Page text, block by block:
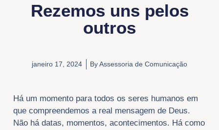
Rezemos uns pelos
outros
janeiro 17, 2024 ByAssessoria de Comunicação
Há um momento para todos os seres humanos em
que compreendemos a real mensagem de Deus.
Não há datas, momentos, acontecimentos. Há como